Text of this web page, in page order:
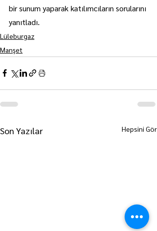
bir sunum yaparak katılımcıların sorularını
yanıtladı.
Lüleburgaz
Manşet
Son Yazılar Hepsini Gör